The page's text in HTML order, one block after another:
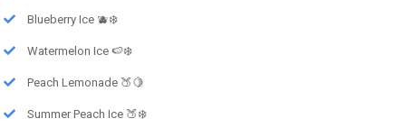
Blueberry Ice 🫐❄️
Watermelon Ice 🍉❄️
Peach Lemonade 🍑🍋
Summer Peach Ice 🍑❄️